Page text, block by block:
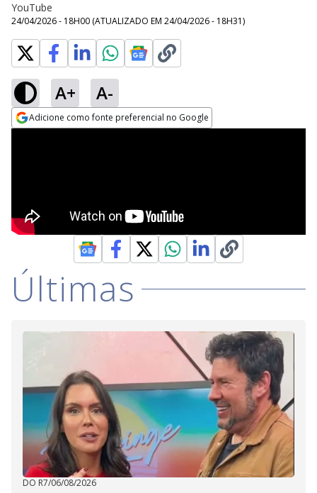
YouTube
24/04/2026 - 18H00 (ATUALIZADO EM 24/04/2026 - 18H31)
A+ A-
Adicione como fonte preferencial no Google
Últimas
DO R7/06/08/2026